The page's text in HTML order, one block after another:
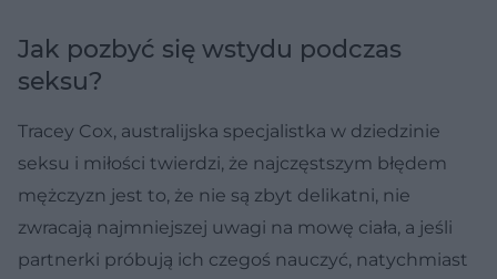
Jak pozbyć się wstydu podczas
seksu?
Tracey Cox, australijska specjalistka w dziedzinie
seksu i miłości twierdzi, że najczęstszym błędem
mężczyzn jest to, że nie są zbyt delikatni, nie
zwracają najmniejszej uwagi na mowę ciała, a jeśli
partnerki próbują ich czegoś nauczyć, natychmiast